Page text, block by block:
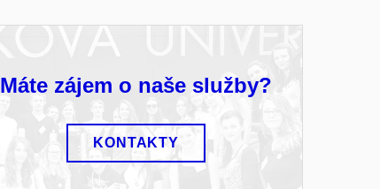
Máte zájem o naše služby?
KONTAKTY